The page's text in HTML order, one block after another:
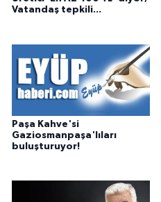
Vatandaş tepkili...
Paşa Kahve'si
Gaziosmanpaşa'lıları
buluşturuyor!